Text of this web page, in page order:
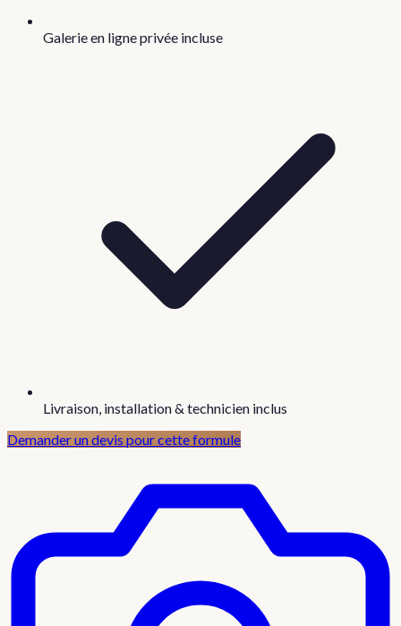
Galerie en ligne privée incluse
Livraison, installation & technicien inclus
Demander un devis pour cette formule